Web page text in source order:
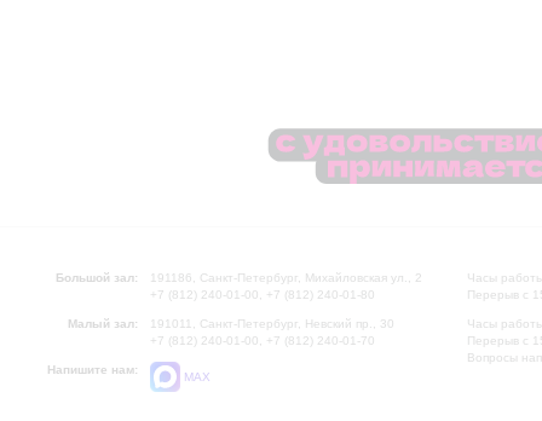
Большой зал:
191186, Санкт-Петербург, Михайловская ул., 2
+7 (812) 240-01-00, +7 (812) 240-01-80
Малый зал:
191011, Санкт-Петербург, Невский пр., 30
+7 (812) 240-01-00, +7 (812) 240-01-70
Напишите нам:
MAX
Часы
Перерыв с
Часы
Перерыв с
Вопросы